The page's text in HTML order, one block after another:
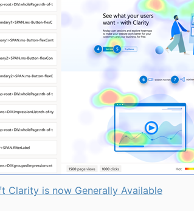
Clarity is now Generally Available